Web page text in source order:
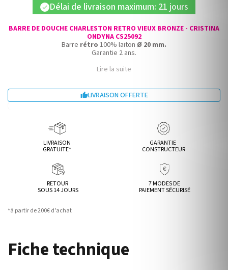
check Délai de livraison maximum: 21 jours
BARRE DE DOUCHE CHARLESTON RETRO VIEUX BRONZE - CRISTINA
ONDYNA CS25092
Barre rétro 100% laiton Ø 20 mm.
Garantie 2 ans.
Lire la suite
LIVRAISON OFFERTE
LIVRAISON
GRATUITE*
GARANTIE
CONSTRUCTEUR
RETOUR
SOUS 14 JOURS
7 MODES DE
PAIEMENT SÉCURISÉ
*à partir de 200€ d’achat
Fiche technique